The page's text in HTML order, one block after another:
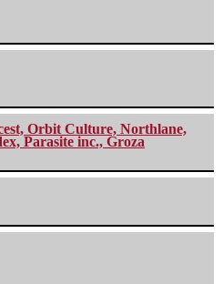
Orbit Culture, Northlane,
Parasite inc., Groza